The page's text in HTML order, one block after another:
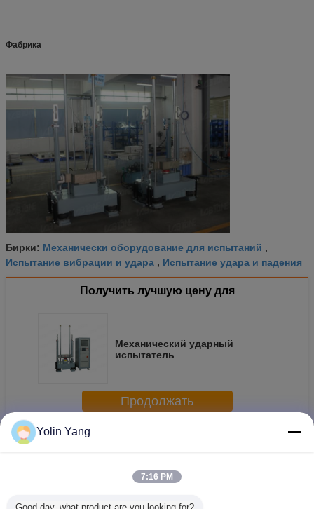
Фабрика
Бирки: Механически оборудование для испытаний ,
Испытание вибрации и удара , Испытание удара и падения
Получить лучшую цену для
Механический ударный
испытатель
Продолжать
Больше
Оборудование для ударных испытаний механическое
Yolin Yang
7:16 PM